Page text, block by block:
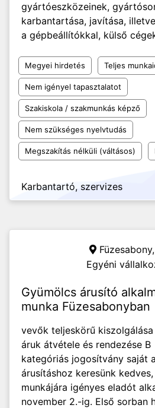
gyártóeszközeinek,
karbantartása, javítása,
a gépbeállítókkal, külső
Megyei hirdetés Teljes
Nem igényel tapasztalatot
Szakiskola / szakmunkás képző
Nem szükséges nyelvtudás
Megszakítás nélküli (váltásos)
Karbantartó, szervizes
Füzesabony,
Egyéni
Gyümölcs árusító
munka Füzesabonyban
vevők teljeskörű kiszolgálása
áruk átvétele és rendezése B
kategóriás jogosítvány saját
árusításhoz keresünk
munkájára igényes eladót
november 2.-ig. Első sorban